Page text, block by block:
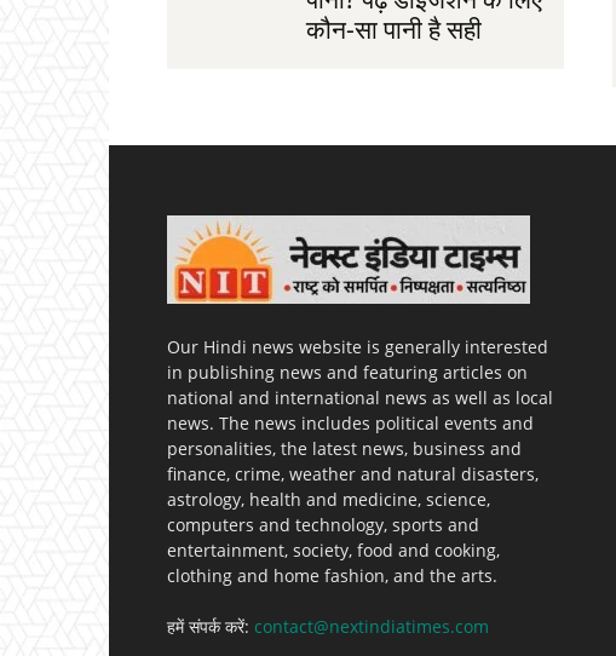
कौन-सा पानी है सही
Our Hindi news website is generally interested
in publishing news and featuring articles on
national and international news as well as local
news. The news includes political events and
personalities, the latest news, business and
finance, crime, weather and natural disasters,
astrology, health and medicine, science,
computers and technology, sports and
entertainment, society, food and cooking,
clothing and home fashion, and the arts.
हमें संपर्क करें: contact@nextindiatimes.com